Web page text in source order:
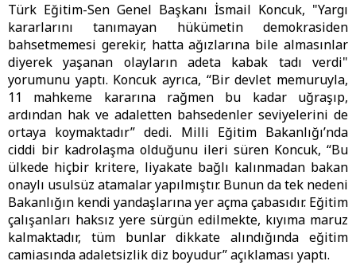
Türk Eğitim-Sen Genel Başkanı İsmail Koncuk, "Yargı
kararlarını tanımayan hükümetin demokrasiden
bahsetmemesi gerekir, hatta ağızlarına bile almasınlar
diyerek yaşanan olayların adeta kabak tadı verdi"
yorumunu yaptı. Koncuk ayrıca, “Bir devlet memuruyla,
11 mahkeme kararına rağmen bu kadar uğraşıp,
ardından hak ve adaletten bahsedenler seviyelerini de
ortaya koymaktadır” dedi. Milli Eğitim Bakanlığı’nda
ciddi bir kadrolaşma olduğunu ileri süren Koncuk, “Bu
ülkede hiçbir kritere, liyakate bağlı kalınmadan bakan
onaylı usulsüz atamalar yapılmıştır. Bunun da tek nedeni
Bakanlığın kendi yandaşlarına yer açma çabasıdır. Eğitim
çalışanları haksız yere sürgün edilmekte, kıyıma maruz
kalmaktadır, tüm bunlar dikkate alındığında eğitim
camiasında adaletsizlik diz boyudur” açıklaması yaptı.